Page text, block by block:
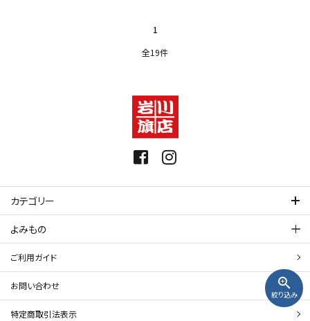
1
全19件
zoom_in
絞り込み
カテゴリー
よみもの
ご利用ガイド
お問い合わせ
特定商取引法表示